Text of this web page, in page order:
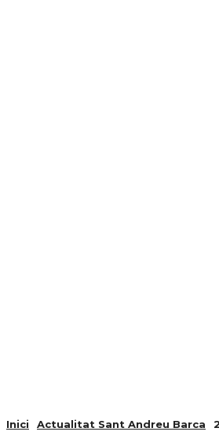
Inici Actualitat Sant Andreu Barca